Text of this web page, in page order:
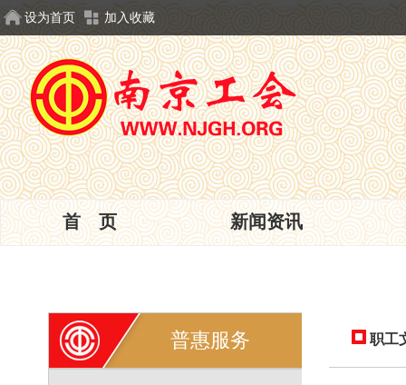
设为首页 加入收藏
首 页 新闻资讯
职工
普惠服务